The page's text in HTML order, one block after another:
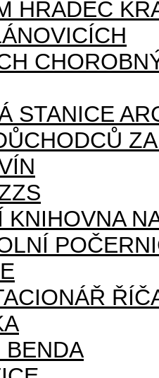
HRADEC
STANICE
KNIHOVNA
BENDA